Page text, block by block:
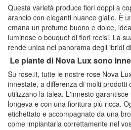
Questa varietà produce fiori doppi a
arancio con eleganti nuance gialle. È
emana un profumo buono e dolce,
luminose o bouquet di fiori recisi. La
rende unica nel panorama degli ibridi
Le piante di Nova Lux sono
Su rose.it, tutte le nostre rose Nova
innestate, a differenza di molti prodotti
utilizzano la talea. L'innesto
longeva e con una fioritura più ricca.
etichettato e accompagnato da una
come impiantarla correttamente nel